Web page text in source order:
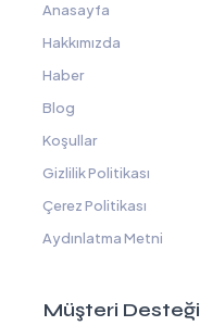
Anasayfa
Hakkımızda
Haber
Blog
Koşullar
Gizlilik Politikası
Çerez Politikası
Aydınlatma Metni
Müşteri Desteği